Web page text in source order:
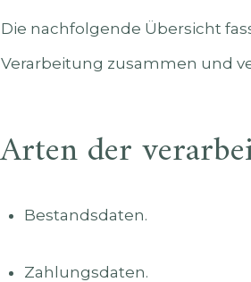
Die nachfolgende Übersicht
Verarbeitung zusammen und
Arten der
Bestandsdaten.
Zahlungsdaten.